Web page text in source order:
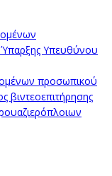
Υπευθύνου
προσωπικού
βιντεοεπιτήρησης